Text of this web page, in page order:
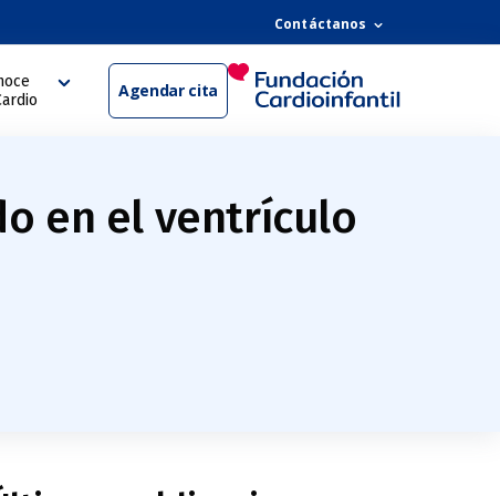
Contáctanos
Agendar cita
en el ventrículo